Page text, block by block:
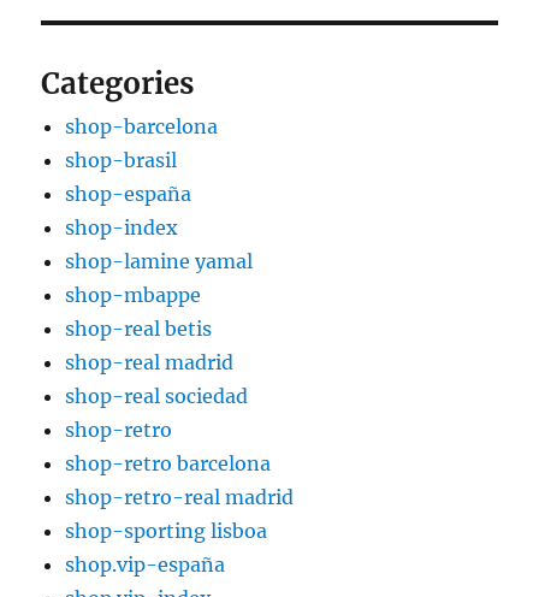
Categories
shop-barcelona
shop-brasil
shop-españa
shop-index
shop-lamine yamal
shop-mbappe
shop-real betis
shop-real madrid
shop-real sociedad
shop-retro
shop-retro barcelona
shop-retro-real madrid
shop-sporting lisboa
shop.vip-españa